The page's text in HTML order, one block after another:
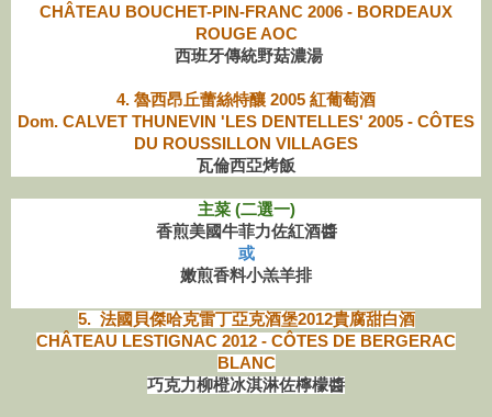
CHÂTEAU BOUCHET-PIN-FRANC 2006 - BORDEAUX
ROUGE AOC
西班牙傳統野菇濃湯
4. 魯西昂丘蕾絲特釀 2005 紅葡萄酒
Dom. CALVET THUNEVIN 'LES DENTELLES' 2005 - CÔTES
DU ROUSSILLON VILLAGES
瓦倫西亞烤飯
主菜 (二選一)
香煎美國牛菲力佐紅酒醬
或
嫩煎香料小羔羊排
5. 法國貝傑哈克雷丁亞克酒堡2012貴腐甜白酒
CHÂTEAU LESTIGNAC 2012 - CÔTES DE BERGERAC
BLANC
巧克力柳橙冰淇淋佐檸檬醬